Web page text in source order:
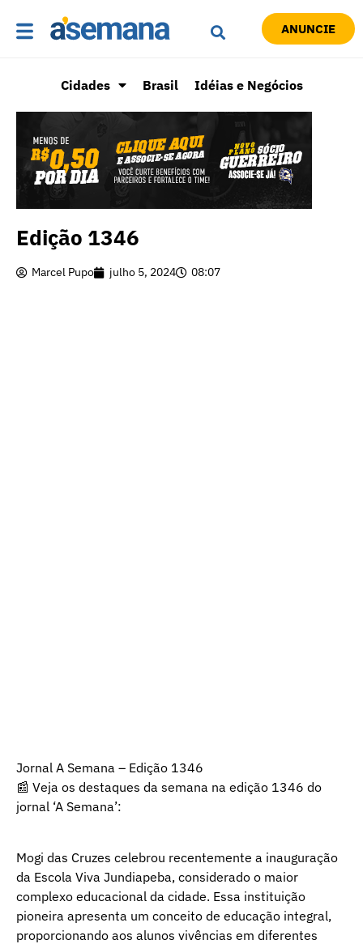
ANUNCIE
Cidades Brasil Idéias e Negócios
Edição 1346
Marcel Pupo julho 5, 2024 08:07
Jornal A Semana – Edição 1346
📰 Veja os destaques da semana na edição 1346 do
jornal ‘A Semana’:
Mogi das Cruzes celebrou recentemente a inauguração
da Escola Viva Jundiapeba, considerado o maior
complexo educacional da cidade. Essa instituição
pioneira apresenta um conceito de educação integral,
proporcionando aos alunos vivências em diferentes